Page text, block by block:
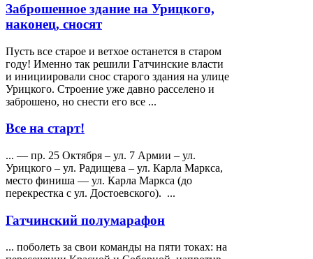
Заброшенное здание на Урицкого,
наконец, сносят
Пусть все старое и ветхое останется в старом
году! Именно так решили Гатчинские власти
и инициировали снос старого здания на улице
Урицкого. Строение уже давно расселено и
заброшено, но снести его все ...
Все на старт!
... — пр. 25 Октября – ул. 7 Армии – ул.
Урицкого – ул. Радищева – ул. Карла Маркса,
место финиша — ул. Карла Маркса (до
перекрестка с ул. Достоевского). ...
Гатчинский полумарафон
... поболеть за свои команды на пяти токах: на